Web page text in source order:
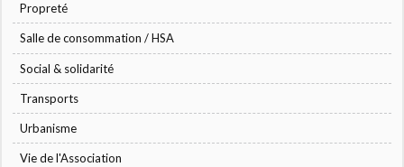
Propreté
Salle de consommation / HSA
Social & solidarité
Transports
Urbanisme
Vie de l'Association